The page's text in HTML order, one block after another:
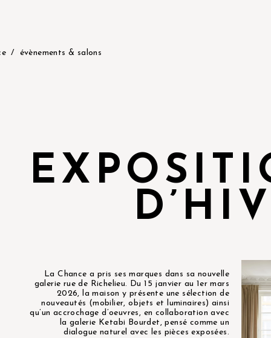
évènements & salons
La Chance a pris ses marques dans sa nouvelle
galerie rue de Richelieu. Du 15 janvier au 1er mars
2026, la maison y présente une sélection de
nouveautés (mobilier, objets et luminaires) ainsi
qu’un accrochage d’oeuvres, en collaboration avec
la galerie Ketabi Bourdet, pensé comme un
dialogue naturel avec les pièces exposées.